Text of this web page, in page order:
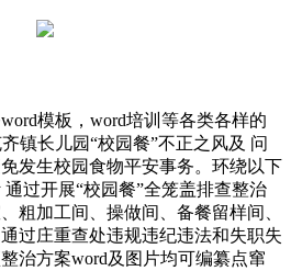
模板，word培训等各类各样的
镇长儿园“校园餐”不正之风及 问
发生校园食物平安事务。环绕以下
过开展“校园餐”全笼盖排查整治
粗加工间、操做间、备餐留样间、
过庄重查处违规违纪违法和失职失
治方案word及图片均可编纂点窜